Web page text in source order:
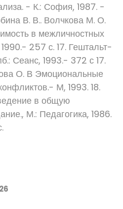
- К.: София, 1987. -
В. В.. Волчкова М. О.
в межличностных
257 с. 17. Гештальт-
Сеанс, 1993.- 372 с 17.
О. В Эмоциональные
М, 1993. 18.
в общую
М.: Педагогика, 1986.